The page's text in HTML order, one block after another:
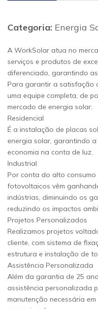
Categoria: Energia
A WorkSolar atua no
serviços e produtos de
diferenciado, garantindo
Para garantir a satisfação
uma equipe completa, de
mercado de energia solar.
Residencial
É a instalação de placas
energia solar, garantindo
economia na conta de luz.
Industrial
Por conta do alto consumo
fotovoltaicos vêm
indústrias, diminuindo os
reduzindo os impactos
Projetos Personalizados
Realizamos projetos
cliente, com sistema de
estrutura e instalação de
Assistência Personalizada
Além da garantia de 25
assistência personalizada
manutenção necessária